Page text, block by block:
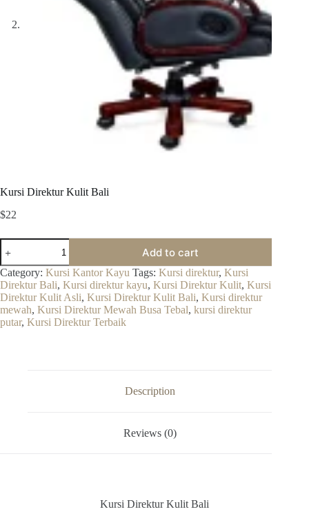
Kursi Direktur Kulit Bali
$22
Kursi
Direktur
Kulit
Bali
quantity
Add to cart
Category: Kursi Kantor Kayu Tags: Kursi direktur, Kursi
Direktur Bali, Kursi direktur kayu, Kursi Direktur Kulit, Kursi
Direktur Kulit Asli, Kursi Direktur Kulit Bali, Kursi direktur
mewah, Kursi Direktur Mewah Busa Tebal, kursi direktur
putar, Kursi Direktur Terbaik
Description
Reviews (0)
Kursi Direktur Kulit Bali